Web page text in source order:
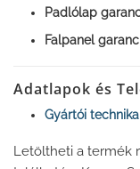
Padlólap
Falpanel
Adatlapok és
Gyártói
Letöltheti a termék